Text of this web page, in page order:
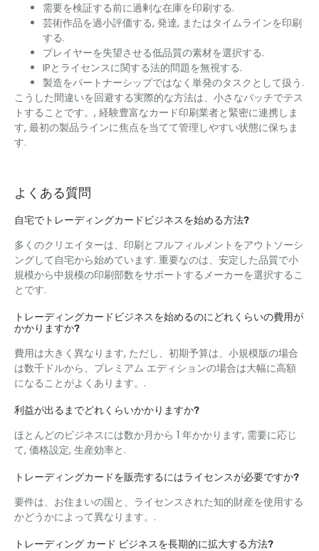
需要を検証する前に過剰な在庫を印刷する.
芸術作品を過小評価する, 発達, またはタイムラインを印刷
する.
プレイヤーを失望させる低品質の素材を選択する.
IPとライセンスに関する法的問題を無視する.
製造をパートナーシップではなく単発のタスクとして扱う.
こうした間違いを回避する実際的な方法は、小さなバッチでテス
トすることです。, 経験豊富なカード印刷業者と緊密に連携しま
す, 最初の製品ラインに焦点を当てて管理しやすい状態に保ちま
す.
よくある質問
自宅でトレーディングカードビジネスを始める方法?
多くのクリエイターは、印刷とフルフィルメントをアウトソーシ
ングして自宅から始めています. 重要なのは、安定した品質で小
規模から中規模の印刷部数をサポートするメーカーを選択するこ
とです.
トレーディングカードビジネスを始めるのにどれくらいの費用が
かかりますか?
費用は大きく異なります, ただし、初期予算は、小規模版の場合
は数千ドルから、プレミアム エディションの場合は大幅に高額
になることがよくあります。.
利益が出るまでどれくらいかかりますか?
ほとんどのビジネスには数か月から 1 年かかります, 需要に応じ
て, 価格設定, 生産効率と.
トレーディングカードを販売するにはライセンスが必要ですか?
要件は、お住まいの国と、ライセンスされた知的財産を使用する
かどうかによって異なります。.
トレーディング カード ビジネスを長期的に拡大する方法?